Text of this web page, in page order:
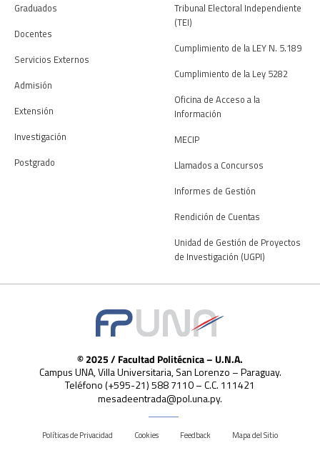
Graduados
Docentes
Servicios Externos
Admisión
Extensión
Investigación
Postgrado
Tribunal Electoral Independiente
(TEI)
Cumplimiento de la LEY N. 5.189
Cumplimiento de la Ley 5282
Oficina de Acceso a la
Información
MECIP
Llamados a Concursos
Informes de Gestión
Rendición de Cuentas
Unidad de Gestión de Proyectos
de Investigación (UGPI)
© 2025 / Facultad Politécnica – U.N.A.
Campus UNA, Villa Universitaria, San Lorenzo – Paraguay.
Teléfono (+595-21) 588 7110 – C.C. 111421
mesadeentrada@pol.una.py.
Políticas de Privacidad Cookies Feedback Mapa del Sitio